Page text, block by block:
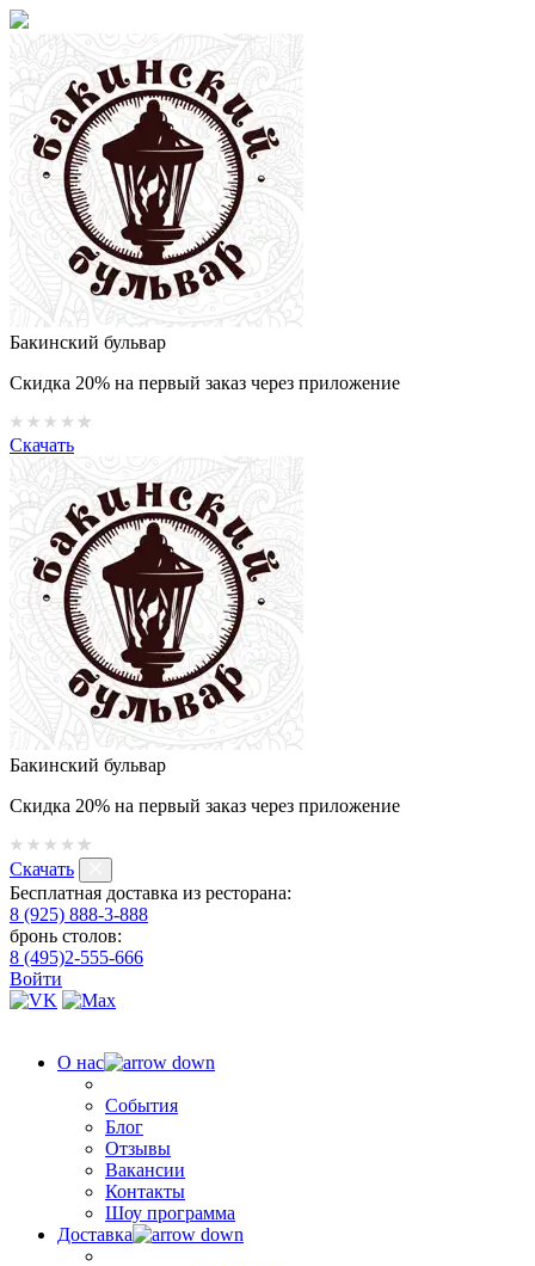
Бакинский бульвар
Скидка 20% на первый заказ через приложение
Скачать
Бакинский бульвар
Скидка 20% на первый заказ через приложение
Скачать
Бесплатная доставка из ресторана:
8 (925) 888-3-888
бронь столов:
8 (495)2-555-666
Войти
О нас
События
Блог
Отзывы
Вакансии
Контакты
Шоу программа
Доставка